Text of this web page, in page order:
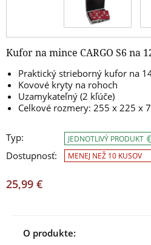
Kufor na mince CARGO S6 na
Praktický strieborný kufor na
Kovové kryty na rohoch
Uzamykateľný (2 kľúče)
Celkové rozmery: 255 x 225 x
Typ:
Dostupnosť:
JEDNOTLIVÝ PRODUKT
MENEJ NEŽ 10 KUSOV
25,99 €
O produkte: